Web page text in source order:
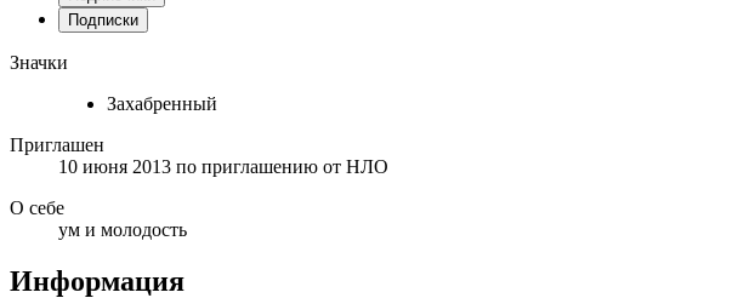
Подписки
Значки
Захабренный
Приглашен
10 июня 2013 по приглашению от НЛО
О себе
ум и молодость
Информация